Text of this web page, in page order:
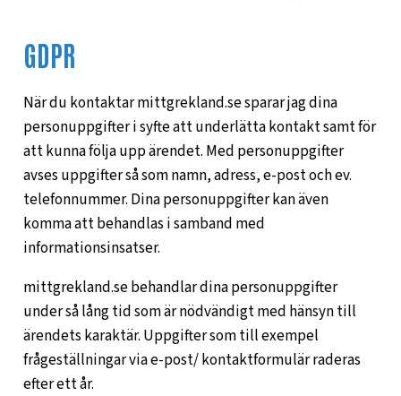
GDPR
När du kontaktar mittgrekland.se sparar jag dina
personuppgifter i syfte att underlätta kontakt samt för
att kunna följa upp ärendet. Med personuppgifter
avses uppgifter så som namn, adress, e-post och ev.
telefonnummer. Dina personuppgifter kan även
komma att behandlas i samband med
informationsinsatser.
mittgrekland.se behandlar dina personuppgifter
under så lång tid som är nödvändigt med hänsyn till
ärendets karaktär. Uppgifter som till exempel
frågeställningar via e-post/ kontaktformulär raderas
efter ett år.